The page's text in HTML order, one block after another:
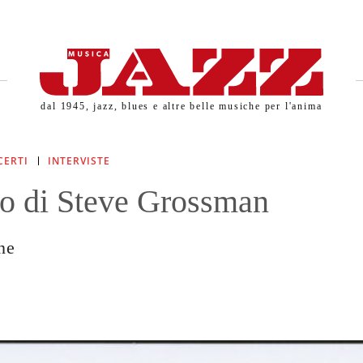
dal 1945, jazz, blues e altre belle musiche per l'anima
INTERVISTE
di Steve Grossman